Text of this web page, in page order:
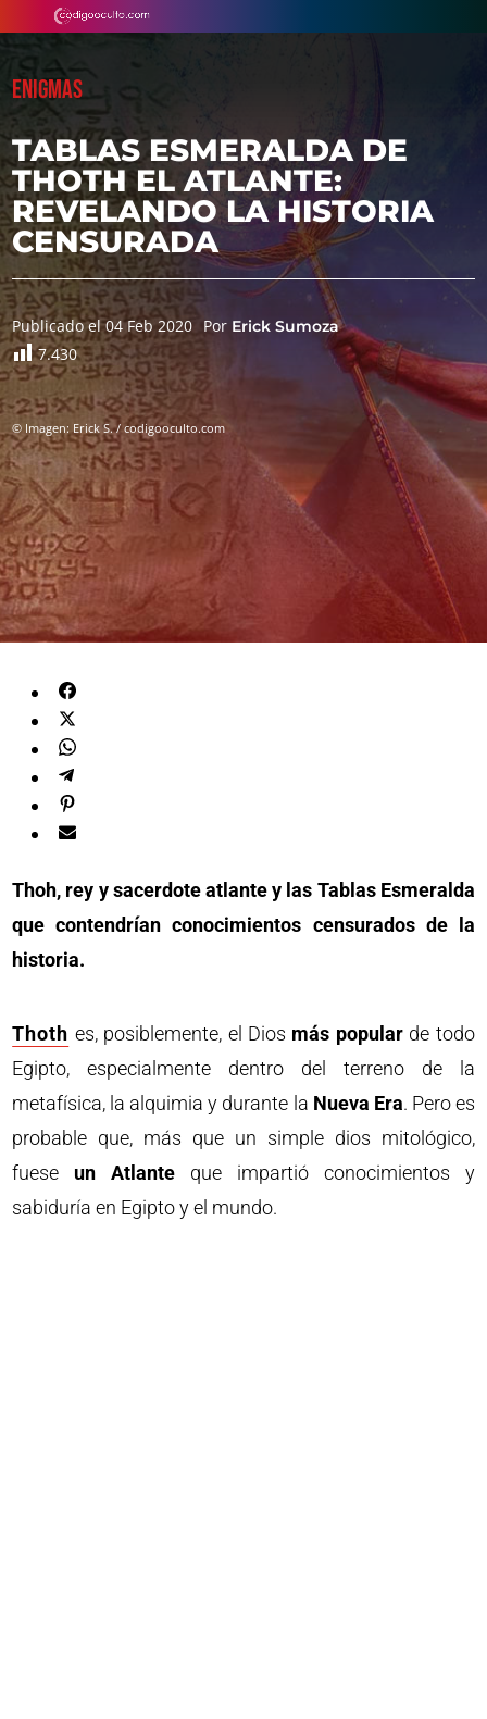
ENIGMAS
TABLAS ESMERALDA DE
THOTH EL ATLANTE:
REVELANDO LA HISTORIA
CENSURADA
Publicado el 04 Feb 2020 Por Erick Sumoza
7.430
© Imagen: Erick S. / codigooculto.com
Thoh, rey y sacerdote atlante y las Tablas Esmeralda
que contendrían conocimientos censurados de la
historia.
Thoth es, posiblemente, el Dios más popularde todo
Egipto, especialmente dentro del terreno de la
metafísica, la alquimia y durante la Nueva Era. Pero es
probable que, más que un simple dios mitológico,
fuese un Atlante que impartió conocimientos y
sabiduría en Egipto y el mundo.